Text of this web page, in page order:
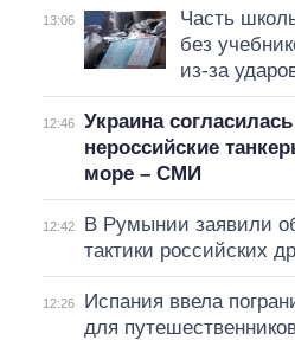
13:06
Часть
без
из-за
12:46
Украина
нероссийские
море – СМИ
12:42
В Румынии заявили
тактики российских
12:26
Испания ввела
для